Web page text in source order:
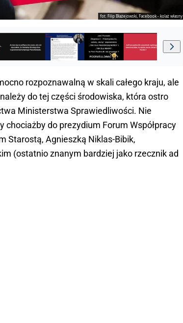
fot. Filip Błażejowski, Facebook - kolaż własny
rozpoznawalną w skali całego kraju, ale
do tej części środowiska, która ostro
Ministerstwa Sprawiedliwości. Nie
do prezydium Forum Współpracy
Starostą, Agnieszką Niklas-Bibik,
(ostatnio znanym bardziej jako rzecznik ad